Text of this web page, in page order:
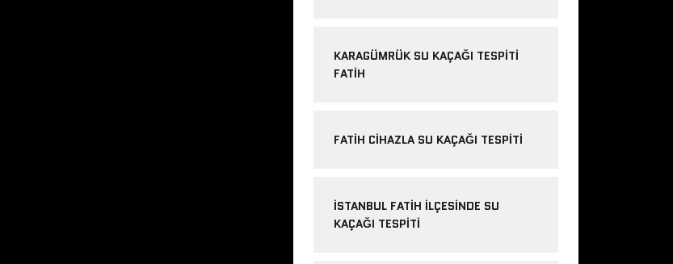
KARAGÜMRÜK SU KAÇAĞI TESPITI
FATIH
FATIH CIHAZLA SU KAÇAĞI TESPITI
İSTANBUL FATIH ILÇESINDE SU
KAÇAĞI TESPITI